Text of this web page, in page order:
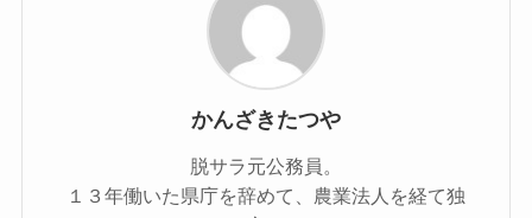
かんざきたつや
脱サラ元公務員。
１３年働いた県庁を辞めて、農業法人を経て独